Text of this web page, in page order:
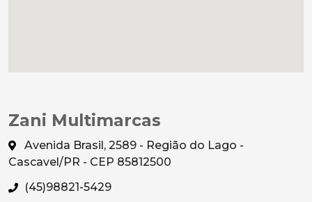
Zani Multimarcas
Avenida Brasil, 2589 - Região do Lago -
Cascavel/PR - CEP 85812500
(45)98821-5429